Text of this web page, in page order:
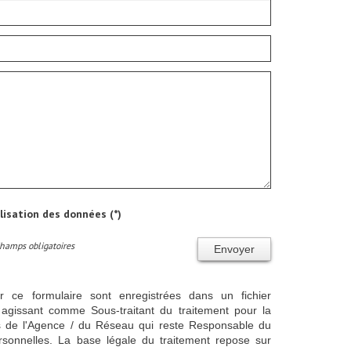
des données (*)
Envoyer
obligatoires
ce formulaire sont enregistrées dans un fichier
comme Sous-traitant du traitement pour la
de l'Agence / du Réseau qui reste Responsable du
La base légale du traitement repose sur